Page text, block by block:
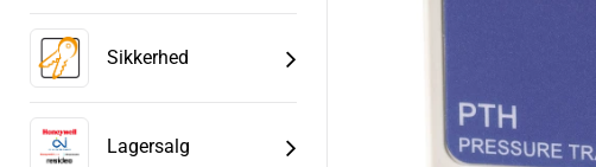
Sikkerhed
Lagersalg